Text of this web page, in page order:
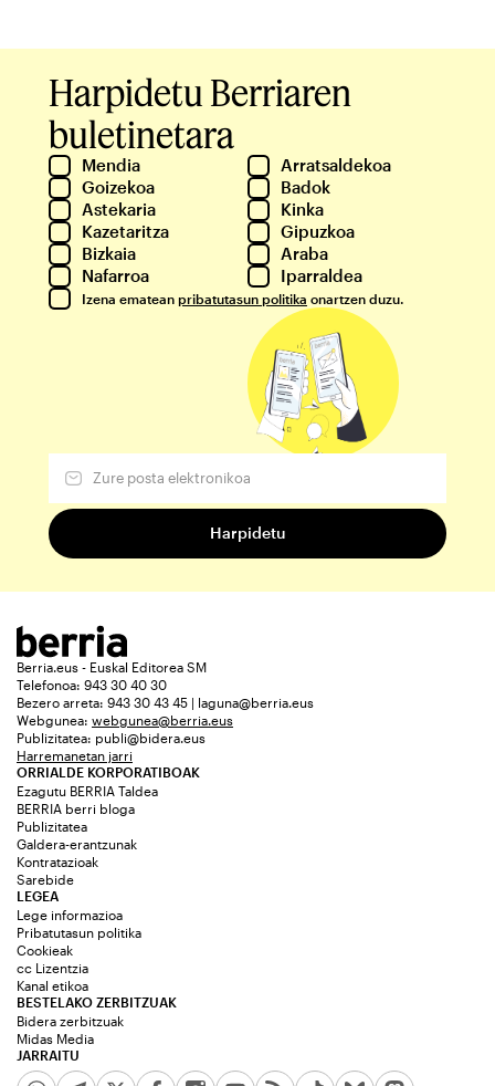
Harpidetu Berriaren
buletinetara
Mendia
Arratsaldekoa
Goizekoa
Badok
Astekaria
Kinka
Kazetaritza
Gipuzkoa
Bizkaia
Araba
Nafarroa
Iparraldea
Izena ematean pribatutasun politika onartzen duzu.
Berria.eus - Euskal Editorea SM
Telefonoa: 943 30 40 30
Bezero arreta: 943 30 43 45 | laguna@berria.eus
Webgunea: webgunea@berria.eus
Publizitatea: publi@bidera.eus
Harremanetan jarri
ORRIALDE KORPORATIBOAK
Ezagutu BERRIA Taldea
BERRIA berri bloga
Publizitatea
Galdera-erantzunak
Kontratazioak
Sarebide
JARRAITU
LEGEA
Lege informazioa
Pribatutasun politika
Cookieak
cc Lizentzia
Kanal etikoa
BESTELAKO ZERBITZUAK
Bidera zerbitzuak
Midas Media